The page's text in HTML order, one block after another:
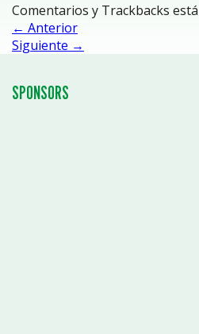
Comentarios y Trackbacks
← Anterior
Siguiente →
SPONSORS